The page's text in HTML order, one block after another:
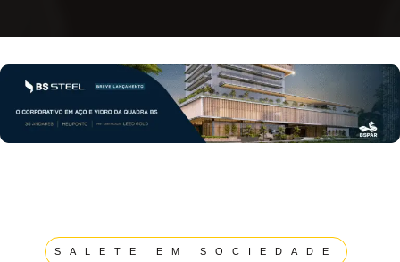
SALETE EM SOCIEDADE